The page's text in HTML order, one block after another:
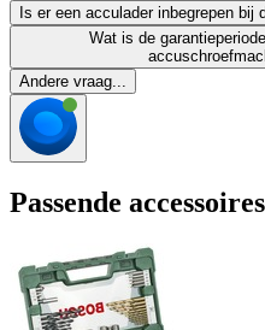
Is er een acculader inbegrepen bij
Wat is de
Andere vraag...
Passende accessoires